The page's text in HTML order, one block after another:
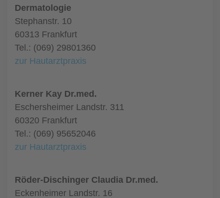
Dermatologie
Stephanstr. 10
60313 Frankfurt
Tel.: (069) 29801360
zur Hautarztpraxis
Kerner Kay Dr.med.
Eschersheimer Landstr. 311
60320 Frankfurt
Tel.: (069) 95652046
zur Hautarztpraxis
Röder-Dischinger Claudia Dr.med.
Eckenheimer Landstr. 16